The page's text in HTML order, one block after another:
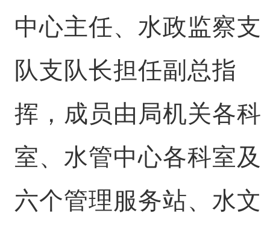
中心主任、水政监察支
队支队长担任副总指
挥，成员由局机关各科
室、水管中心各科室及
六个管理服务站、水文